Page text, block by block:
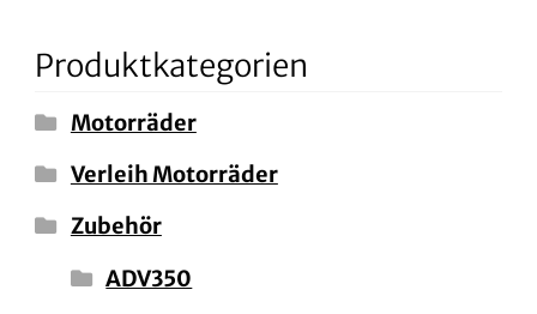
Produktkategorien
Motorräder
Verleih Motorräder
Zubehör
ADV350